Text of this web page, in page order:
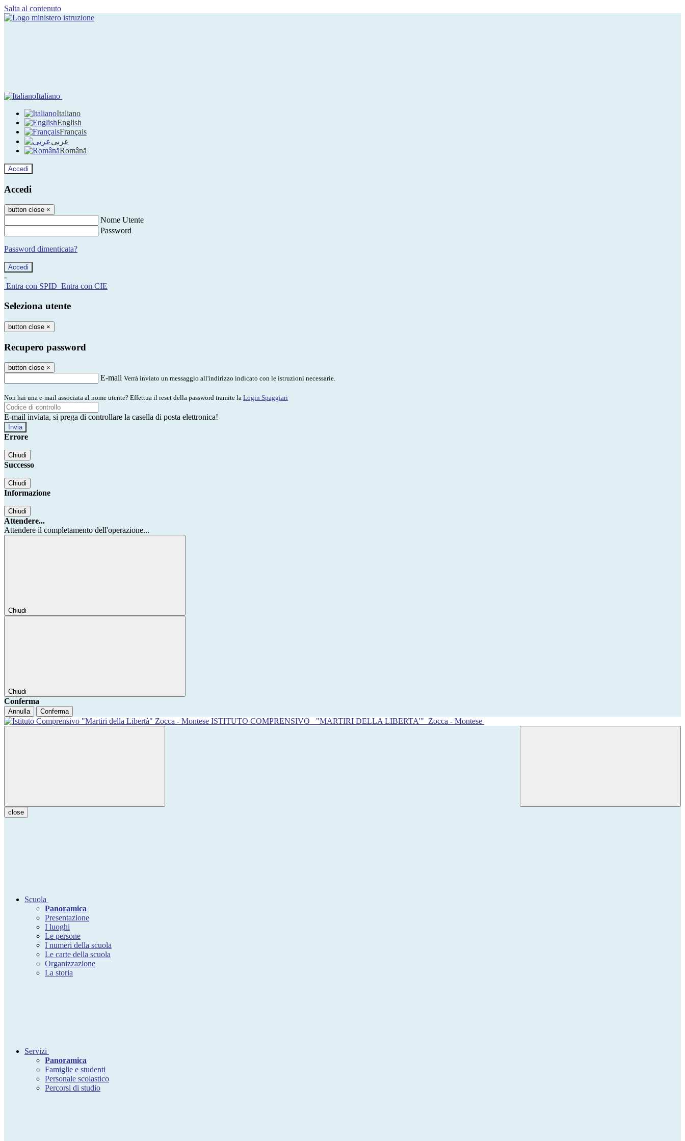
Salta al contenuto
Italiano
Italiano
English
Français
عربى
Română
Accedi
Accedi
button close ×
Nome Utente
Password
Password dimenticata?
-
Entra con SPID Entra con CIE
Seleziona utente
button close ×
Recupero password
button close ×
E-mail Verrà inviato un messaggio all'indirizzo indicato con le istruzioni necessarie.
Non hai una e-mail associata al nome utente? Effettua il reset della password tramite la Login Spaggiari
E-mail inviata, si prega di controllare la casella di posta elettronica!
Errore
Chiudi
Successo
Chiudi
Informazione
Chiudi
Attendere...
Attendere il completamento dell'operazione...
Chiudi
Chiudi
Conferma
Annulla Conferma
ISTITUTO COMPRENSIVO "MARTIRI DELLA LIBERTA'" Zocca - Montese
close
Scuola
Panoramica
Presentazione
I luoghi
Le persone
I numeri della scuola
Le carte della scuola
Organizzazione
La storia
Servizi
Panoramica
Famiglie e studenti
Personale scolastico
Percorsi di studio